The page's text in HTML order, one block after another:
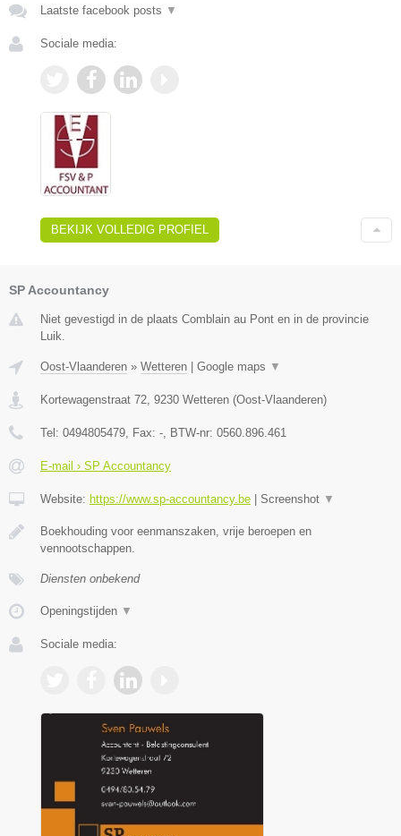
Laatste facebook posts ▼
Sociale media:
BEKIJK VOLLEDIG PROFIEL
SP Accountancy
Niet gevestigd in de plaats Comblain au Pont en in de provincie
Luik.
Oost-Vlaanderen » Wetteren Google maps ▼
Kortewagenstraat 72, 9230 Wetteren (Oost-Vlaanderen)
Tel: 0494805479, Fax: -, BTW-nr: 0560.896.461
E-mail › SP Accountancy
Website: https://www.sp-accountancy.be Screenshot ▼
Boekhouding voor eenmanszaken, vrije beroepen en
vennootschappen.
Diensten onbekend
Openingstijden ▼
Sociale media: